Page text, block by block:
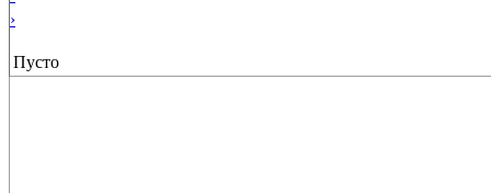
›
Пусто